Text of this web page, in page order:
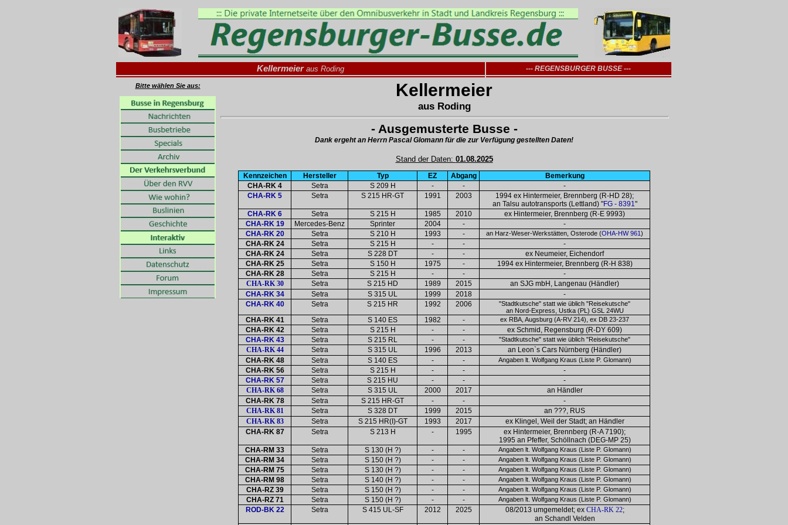
Kellermeieraus Roding --- REGENSBURGER BUSSE ---
Bitte wählen Sie aus: Kellermeier
aus Roding
- Ausgemusterte Busse -
Dank ergeht an Herrn Pascal Glomann für die zur Verfügung gestellten Daten!
Stand der Daten: 01.08.2025
Kennzeichen Hersteller Typ EZ Abgang
Bemerkung
CHA-RK 4
Setra S 209 H - -
-
CHA-RK 5
Setra S 215 HR-GT 1991 2003
1994 ex Hintermeier, Brennberg (R-HD 28);
an Talsu autotransports (Lettland) "FG - 8391"
CHA-RK 6
Setra S 215 H 1985 2010
ex Hintermeier, Brennberg (R-E 9993)
CHA-RK 19
Mercedes-Benz Sprinter 2004 -
-
CHA-RK 20
Setra S 210 H 1993 - an Harz-Weser-Werkstätten, Osterode (OHA-HW 961)
CHA-RK 24 Setra S 215 H - -
-
CHA-RK 24
Setra S 228 DT - -
ex Neumeier, Eichendorf
CHA-RK 25
Setra S 150 H 1975 -
1994 ex Hintermeier, Brennberg (R-H 838)
CHA-RK 28
Setra S 215 H - -
-
CHA-RK 30
Setra S 215 HD 1989 2015
an SJG mbH, Langenau (Händler)
CHA-RK 34
Setra S 315 UL 1999 2018
-
CHA-RK 40
Setra S 215 HR 1992 2006
"Stadtkutsche" statt wie üblich "Reisekutsche"
an Nord-Express, Ustka (PL) GSL 24WU
CHA-RK 41 Setra S 140 ES 1982 - ex RBA, Augsburg (A-RV 214), ex DB 23-237
CHA-RK 42 Setra S 215 H - -
ex Schmid, Regensburg (R-DY 609)
CHA-RK 43
Setra S 215 RL - - "Stadtkutsche" statt wie üblich "Reisekutsche"
CHA-RK 44 Setra S 315 UL 1996 2013
an Leon`s Cars Nürnberg (Händler)
CHA-RK 48
Setra S 140 ES - - Angaben lt. Wolfgang Kraus (Liste P. Glomann)
CHA-RK 56 Setra S 215 H - -
-
CHA-RK 57
Setra S 215 HU - -
-
CHA-RK 68
Setra S 315 UL 2000 2017
an Händler
CHA-RK 78
Setra S 215 HR-GT - -
-
CHA-RK 81
Setra S 328 DT 1999 2015
an ???, RUS
CHA-RK 83
Setra S 215 HR(I)-GT 1993 2017
ex Klingel, Weil der Stadt; an Händler
CHA-RK 87
Setra S 213 H - 1995
ex Hintermeier, Brennberg (R-A 7190);
1995 an Pfeffer, Schöllnach (DEG-MP 25)
CHA-RM 33
Setra S 130 (H ?) - - Angaben lt. Wolfgang Kraus (Liste P. Glomann)
CHA-RM 34 Setra S 150 (H ?) - - Angaben lt. Wolfgang Kraus (Liste P. Glomann)
CHA-RM 75 Setra S 130 (H ?) - - Angaben lt. Wolfgang Kraus (Liste P. Glomann)
CHA-RM 98 Setra S 140 (H ?) - - Angaben lt. Wolfgang Kraus (Liste P. Glomann)
CHA-RZ 39 Setra S 150 (H ?) - - Angaben lt. Wolfgang Kraus (Liste P. Glomann)
CHA-RZ 71 Setra S 150 (H ?) - - Angaben lt. Wolfgang Kraus (Liste P. Glomann)
ROD-BK 22 Setra S 415 UL-SF 2012 2025 08/2013 umgemeldet; ex CHA-RK 22;
an Schandl Velden